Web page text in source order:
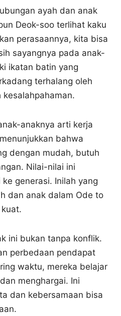
ayah dan anak
Deok-soo terlihat kaku
perasaannya, kita bisa
sayangnya pada anak-
ikatan batin yang
terhalang oleh
anaknya arti kerja
bahwa
dengan mudah, butuh
Nilai-nilai ini
generasi. Inilah yang
dan anak dalam Ode to
ini bukan tanpa konflik.
perbedaan pendapat
waktu, mereka belajar
menghargai. Ini
dan kebersamaan bisa